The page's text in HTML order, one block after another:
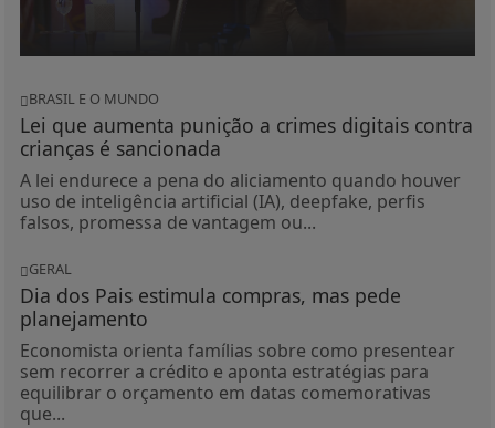
BRASIL E O MUNDO
Lei que aumenta punição a crimes digitais contra
crianças é sancionada
A lei endurece a pena do aliciamento quando houver
uso de inteligência artificial (IA), deepfake, perfis
falsos, promessa de vantagem ou...
GERAL
Dia dos Pais estimula compras, mas pede
planejamento
Economista orienta famílias sobre como presentear
sem recorrer a crédito e aponta estratégias para
equilibrar o orçamento em datas comemorativas
que...